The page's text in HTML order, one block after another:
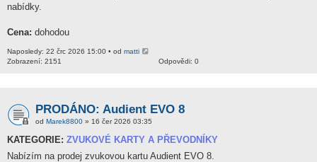
nabídky.
Cena: dohodou
Naposledy: 22 črc 2026 15:00 • od matti
Odpovědi: 0
Zobrazení: 2151
PRODÁNO: Audient EVO 8
od Marek8800 » 16 čer 2026 03:35
KATEGORIE: ZVUKOVÉ KARTY A PŘEVODNÍKY
Nabízím na prodej zvukovou kartu Audient EVO 8.